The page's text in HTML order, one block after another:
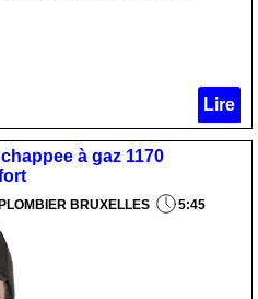
Lire
à gaz 1170
PLOMBIER BRUXELLES 5:45